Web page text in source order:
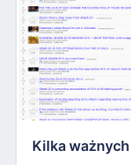
Kilka